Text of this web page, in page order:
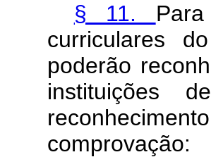
§ 11.
curriculares
poderão
instituições
comprovação: